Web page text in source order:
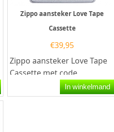
Zippo aansteker Love Tape
Cassette
€39,95
Zippo aansteker Love Tape
Cassette met code
60.004.943. Een Zippo
aansteker is een
In winkelmand